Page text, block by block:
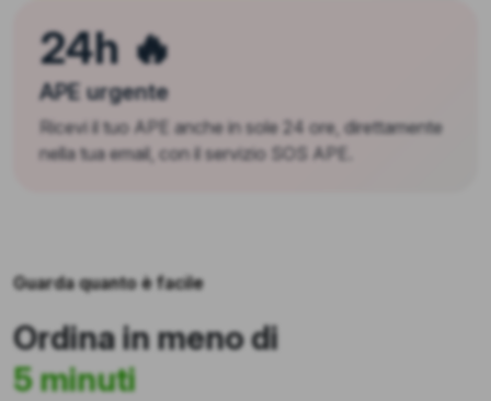
24h 🔥
APE urgente
Ricevi il tuo APE anche in sole 24 ore, direttamente
nella tua email, con il servizio SOS APE.
Guarda quanto è facile
Ordina in meno di
5 minuti